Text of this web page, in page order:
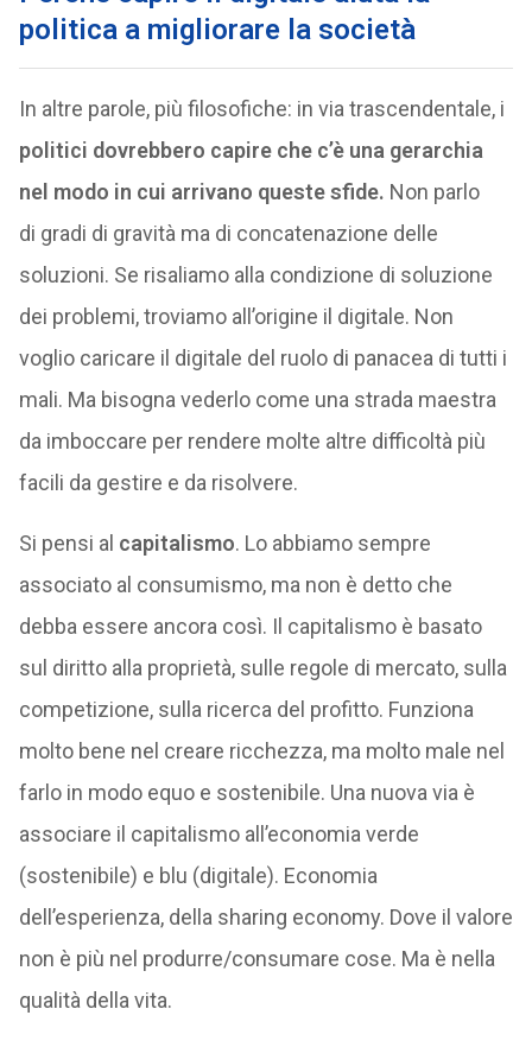
politica a migliorare la società
In altre parole, più filosofiche: in via trascendentale, i
politici dovrebbero capire che c’è una gerarchia
nel modo in cui arrivano queste sfide. Non parlo
di gradi di gravità ma di concatenazione delle
soluzioni. Se risaliamo alla condizione di soluzione
dei problemi, troviamo all’origine il digitale. Non
voglio caricare il digitale del ruolo di panacea di tutti i
mali. Ma bisogna vederlo come una strada maestra
da imboccare per rendere molte altre difficoltà più
facili da gestire e da risolvere.
Si pensi al capitalismo. Lo abbiamo sempre
associato al consumismo, ma non è detto che
debba essere ancora così. Il capitalismo è basato
sul diritto alla proprietà, sulle regole di mercato, sulla
competizione, sulla ricerca del profitto. Funziona
molto bene nel creare ricchezza, ma molto male nel
farlo in modo equo e sostenibile. Una nuova via è
associare il capitalismo all’economia verde
(sostenibile) e blu (digitale). Economia
dell’esperienza, della sharing economy. Dove il valore
non è più nel produrre/consumare cose. Ma è nella
qualità della vita.